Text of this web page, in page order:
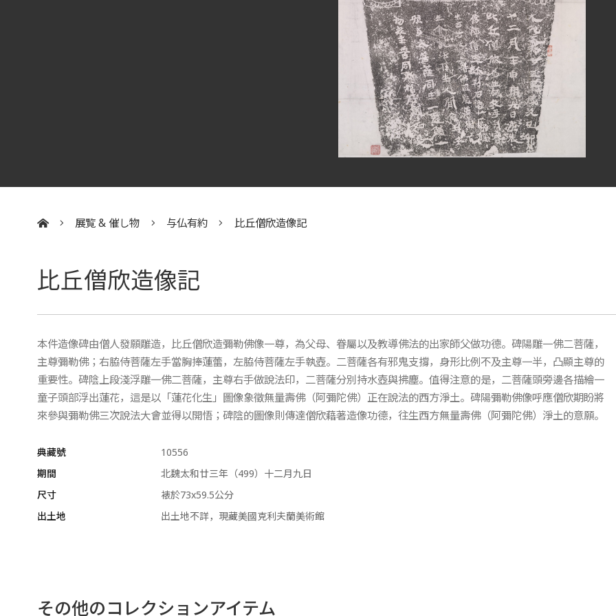
展覧 & 催し物 与仏有約 比丘僧欣造像記
比丘僧欣造像記
本件造像碑由僧人發願雕造，比丘僧欣造彌勒佛像一尊，為父母、眷屬以及教導佛法的出家師父做功德。碑陽雕一佛二菩薩，
主尊彌勒佛；右脇侍菩薩左手當胸捧蓮蕾，左脇侍菩薩左手執壺。二菩薩各有邪鬼支撐，身形比例不及主尊一半，凸顯主尊的
重要性。碑陰上段淺浮雕一佛二菩薩，主尊右手做說法印，二菩薩分別持水壺與拂塵。值得注意的是，二菩薩頭旁邊各描繪一
童子頭部浮出蓮花，這是以「蓮花化生」圖像象徵無量壽佛（阿彌陀佛）正在說法的西方淨土。碑陽彌勒佛像呼應僧欣期盼將
來參與彌勒佛三次說法大會並得以開悟；碑陰的圖像則傳達僧欣藉著造像功德，往生西方無量壽佛（阿彌陀佛）淨土的意願。
典藏號
10556
期間
北魏太和廿三年（499）十二月九日
尺寸
裱於73x59.5公分
出土地
出土地不詳，現藏美國克利夫蘭美術館
その他のコレクションアイテム